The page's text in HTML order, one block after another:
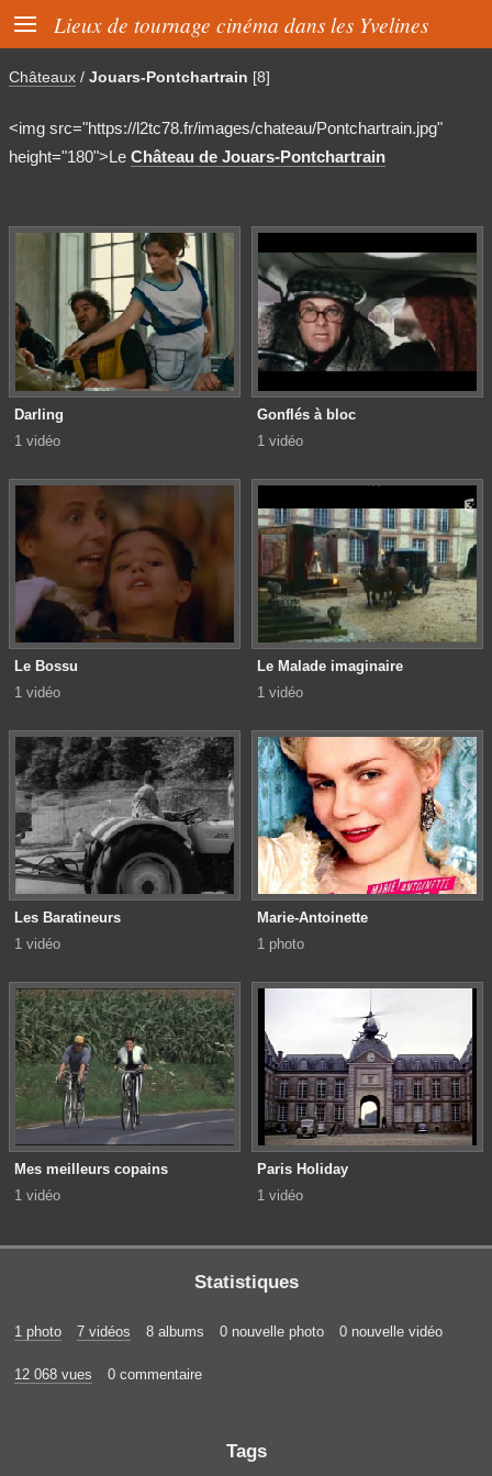
 Lieux de tournage cinéma dans les Yvelines
Châteaux / Jouars-Pontchartrain [8]
<img src="https://l2tc78.fr/images/chateau/Pontchartrain.jpg"
height="180">Le Château de Jouars-Pontchartrain
Darling
1 vidéo
Gonflés à bloc
1 vidéo
Le Bossu
1 vidéo
Le Malade imaginaire
1 vidéo
Les Baratineurs
1 vidéo
Marie-Antoinette
1 photo
Mes meilleurs copains
1 vidéo
Paris Holiday
1 vidéo
Statistiques
1 photo 7 vidéos 8 albums 0 nouvelle photo 0 nouvelle vidéo
12 068 vues 0 commentaire
Tags